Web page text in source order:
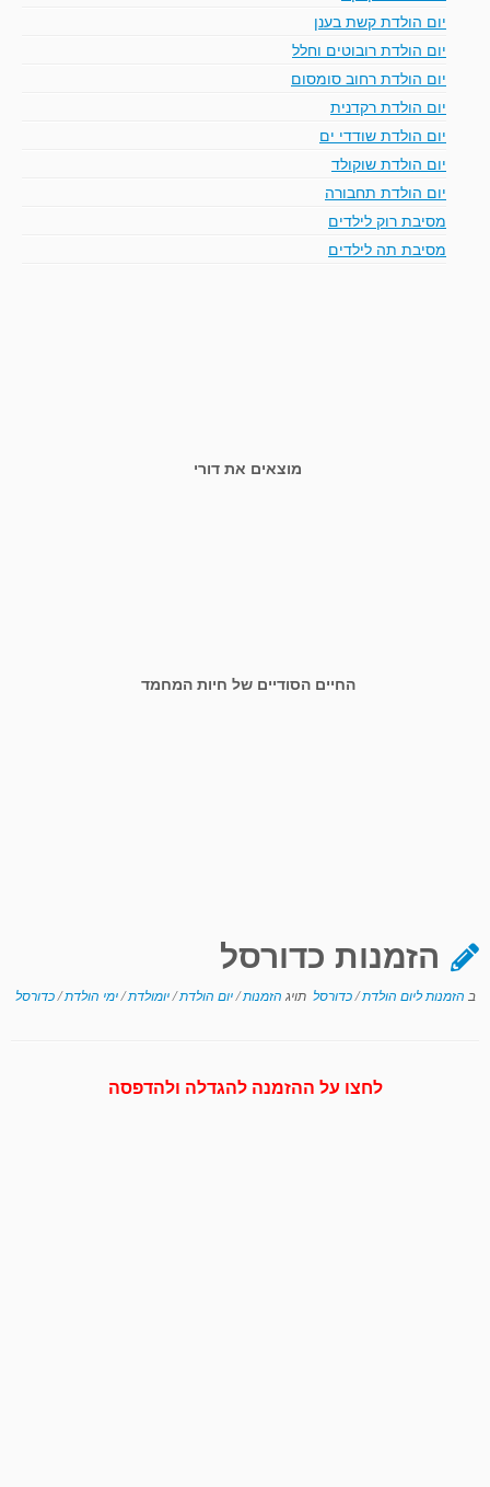
יום הולדת קשת בענן
יום הולדת רובוטים וחלל
יום הולדת רחוב סומסום
יום הולדת רקדנית
יום הולדת שודדי ים
יום הולדת שוקולד
יום הולדת תחבורה
מסיבת רוק לילדים
מסיבת תה לילדים
מוצאים את דורי
החיים הסודיים של חיות המחמד
הזמנות כדורסל
ב הזמנות ליום הולדת/כדורסל תויג הזמנות/יום הולדת/יומולדת/ימי הולדת/כדורסל
לחצו על ההזמנה להגדלה ולהדפסה